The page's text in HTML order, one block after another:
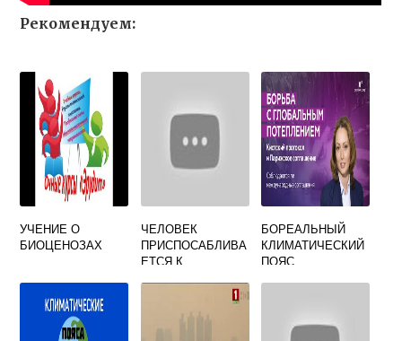
Рекомендуем:
УЧЕНИЕ О
БИОЦЕНОЗАХ
ЧЕЛОВЕК
ПРИСПОСАБЛИВА
ЕТСЯ К
ПРЕОБРАЗУЕТ ЕЕ
БОРЕАЛЬНЫЙ
КЛИМАТИЧЕСКИЙ
ПОЯС